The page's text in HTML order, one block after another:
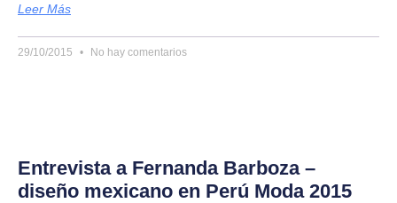
Leer Más
29/10/2015 No hay comentarios
Entrevista a Fernanda Barboza –
diseño mexicano en Perú Moda 2015